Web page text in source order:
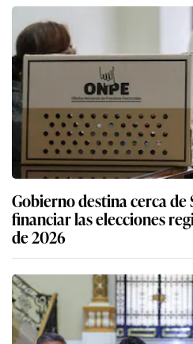
Gobierno destina cerca
financiar las elecciones
de 2026